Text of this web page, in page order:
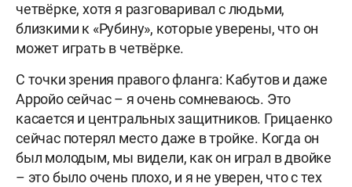
четвёрке, хотя я разговаривал с людьми,
близкими к «Рубину», которые уверены, что он
может играть в четвёрке.
С точки зрения правого фланга: Кабутов и даже
Арройо сейчас – я очень сомневаюсь. Это
касается и центральных защитников. Грицаенко
сейчас потерял место даже в тройке. Когда он
был молодым, мы видели, как он играл в двойке
– это было очень плохо, и я не уверен, что с тех